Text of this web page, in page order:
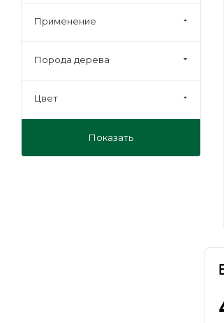
Применение
Порода дерева
Цвет
Показать